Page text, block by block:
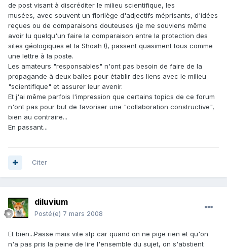
de post visant à discréditer le milieu scientifique, les
musées, avec souvent un florilège d'adjectifs méprisants, d'idées
reçues ou de comparaisons douteuses (je me souviens même
avoir lu quelqu'un faire la comparaison entre la protection des
sites géologiques et la Shoah !), passent quasiment tous comme
une lettre à la poste.
Les amateurs "responsables" n'ont pas besoin de faire de la
propagande à deux balles pour établir des liens avec le milieu
"scientifique" et assurer leur avenir.
Et j'ai même parfois l'impression que certains topics de ce forum
n'ont pas pour but de favoriser une "collaboration constructive",
bien au contraire...
En passant...
Citer
diluvium
Posté(e) 7 mars 2008
Et bien...Passe mais vite stp car quand on ne pige rien et qu'on
n'a pas pris la peine de lire l'ensemble du sujet, on s'abstient